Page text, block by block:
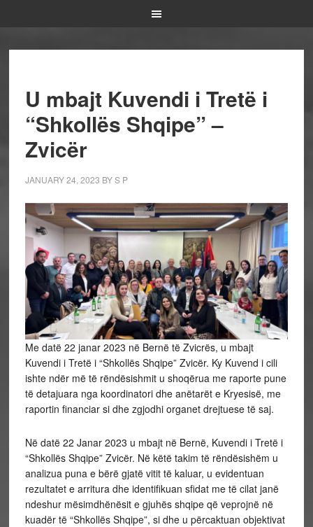
U mbajt Kuvendi i Tretë i
“Shkollës Shqipe” –
Zvicër
JANUARY 24, 2023 BYS P
Me datë 22 janar 2023 në Bernë të Zvicrës, u mbajt
Kuvendi i Tretë i “Shkollës Shqipe” Zvicër. Ky Kuvend i cili
ishte ndër më të rëndësishmit u shoqërua me raporte pune
të detajuara nga koordinatori dhe anëtarët e Kryesisë, me
raportin financiar si dhe zgjodhi organet drejtuese të saj.
Në datë 22 Janar 2023 u mbajt në Bernë, Kuvendi i Tretë i
“Shkollës Shqipe” Zvicër. Në këtë takim të rëndësishëm u
analizua puna e bërë gjatë vitit të kaluar, u evidentuan
rezultatet e arritura dhe identifikuan sfidat me të cilat janë
ndeshur mësimdhënësit e gjuhës shqipe që veprojnë në
kuadër të “Shkollës Shqipe”, si dhe u përcaktuan objektivat